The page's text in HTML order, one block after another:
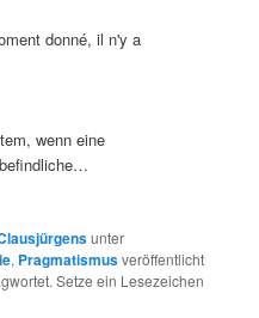
donné, il n'y a
wenn eine
unter
, Pragmatismusveröffentlicht
Setze ein Lesezeichen